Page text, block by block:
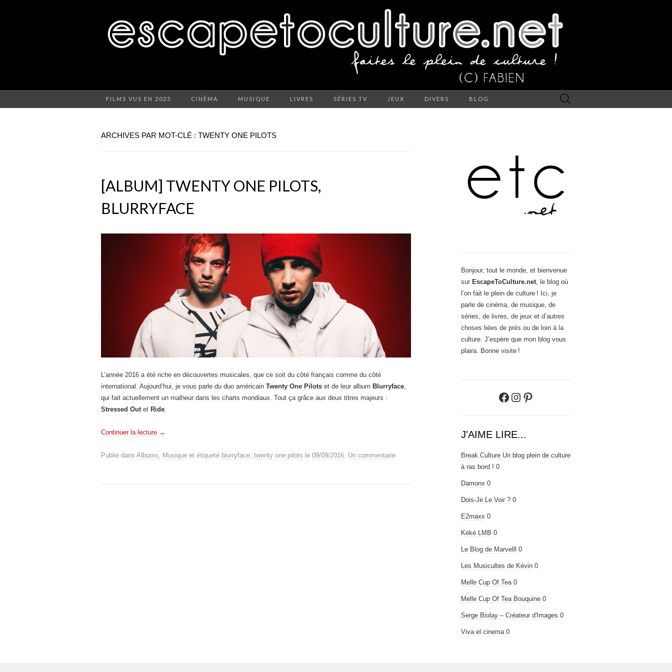
FILMS VUS EN 2025 CINÉMA MUSIQUE LIVRES SÉRIES TV JEUX DIVERS BLOG Rechercher :
ARCHIVES PAR MOT-CLÉ : TWENTY ONE PILOTS
[ALBUM] TWENTY ONE PILOTS,
BLURRYFACE
L’année 2016 a été riche en découvertes musicales, que ce soit du côté français comme du côté
international. Aujourd’hui, je vous parle du duo américain Twenty One Pilots et de leur album Blurryface
qui fait actuellement un malheur dans les charts mondiaux. Tout ça grâce aux deux titres majeurs :
Stressed Out et Ride
Continuer la lecture →
Publié dans Albums Musique et étiqueté blurryface twenty one pilots le 09/09/2016 Un commentaire
Bonjour, tout le monde, et bienvenue
sur EscapeToCulture.net , le blog où
l’on fait le plein de culture ! Ici, je
parle de cinéma, de musique, de
séries, de livres, de jeux et d’autres
choses liées de près ou de loin à la
culture. J’espère que mon blog vous
plaira. Bonne visite !
Facebook
Instagram
Pinterest
J'AIME LIRE...
Break Culture Un blog plein de culture
à ras bord ! 0
Damonx 0
Dois-Je Le Voir ? 0
E2maxx 0
Kéké LMB 0
Le Blog de Marvelll 0
Les Musicultes de Kévin 0
Melle Cup Of Tea 0
Melle Cup Of Tea Bouquine 0
Serge Biolay – Créateur d'Images 0
Viva el cinema 0